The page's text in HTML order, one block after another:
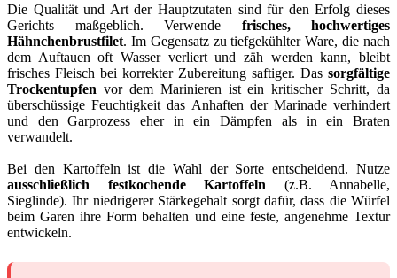
Die Qualität und Art der Hauptzutaten sind für den Erfolg dieses
Gerichts maßgeblich. Verwende frisches, hochwertiges
Hähnchenbrustfilet. Im Gegensatz zu tiefgekühlter Ware, die nach
dem Auftauen oft Wasser verliert und zäh werden kann, bleibt
frisches Fleisch bei korrekter Zubereitung saftiger. Das sorgfältige
Trockentupfen vor dem Marinieren ist ein kritischer Schritt, da
überschüssige Feuchtigkeit das Anhaften der Marinade verhindert
und den Garprozess eher in ein Dämpfen als in ein Braten
verwandelt.
Bei den Kartoffeln ist die Wahl der Sorte entscheidend. Nutze
ausschließlich festkochende Kartoffeln (z.B. Annabelle,
Sieglinde). Ihr niedrigerer Stärkegehalt sorgt dafür, dass die Würfel
beim Garen ihre Form behalten und eine feste, angenehme Textur
entwickeln.